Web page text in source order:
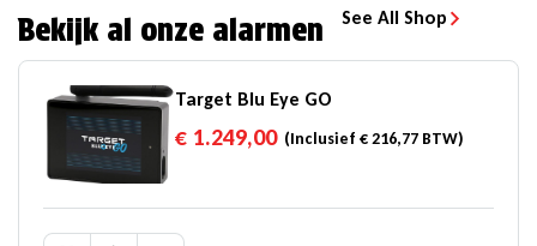
Bekijk al onze alarmen See All Shop
Target Blu Eye GO
€ 1.249,00(Inclusief €216,77 BTW)